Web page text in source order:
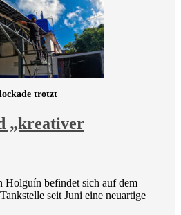
„kreativer
trotzt
Holguín befindet sich auf dem
seit Juni eine neuartige